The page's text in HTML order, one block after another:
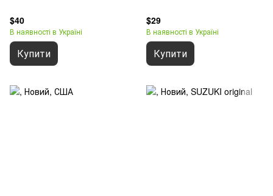
$40
В наявності в Україні
Купити
$29
В наявності в Україні
Купити